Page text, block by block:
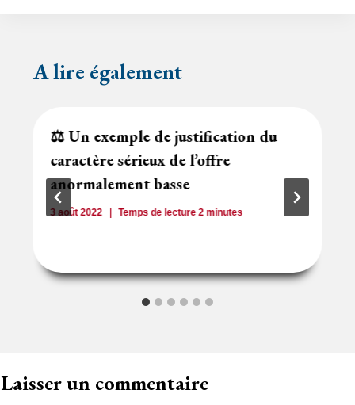
A lire également
⚖️ Un exemple de justification du
caractère sérieux de l’offre
anormalement basse
3 août 2022 Temps de lecture 2minutes
Laisser un commentaire